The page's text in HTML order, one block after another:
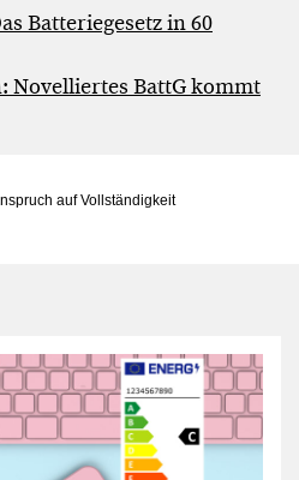
Batteriegesetz in 60
Novelliertes BattG kommt
auf Vollständigkeit